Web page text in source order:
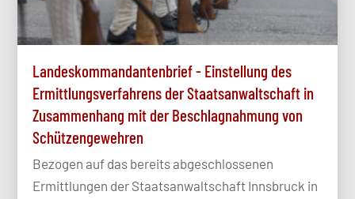
Landeskommandantenbrief - Einstellung des
Ermittlungsverfahrens der Staatsanwaltschaft in
Zusammenhang mit der Beschlagnahmung von
Schützengewehren
Bezogen auf das bereits abgeschlossenen
Ermittlungen der Staatsanwaltschaft Innsbruck in